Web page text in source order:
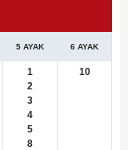
5 AYAK 6 AYAK
1
2
3
4
5
8
10